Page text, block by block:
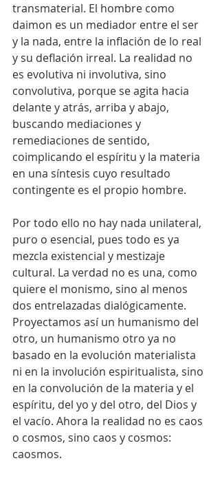
transmaterial. El hombre como
daimon es un mediador entre el ser
y la nada, entre la inflación de lo real
y su deflación irreal. La realidad no
es evolutiva ni involutiva, sino
convolutiva, porque se agita hacia
delante y atrás, arriba y abajo,
buscando mediaciones y
remediaciones de sentido,
coimplicando el espíritu y la materia
en una síntesis cuyo resultado
contingente es el propio hombre.
Por todo ello no hay nada unilateral,
puro o esencial, pues todo es ya
mezcla existencial y mestizaje
cultural. La verdad no es una, como
quiere el monismo, sino al menos
dos entrelazadas dialógicamente.
Proyectamos así un humanismo del
otro, un humanismo otro ya no
basado en la evolución materialista
ni en la involución espiritualista, sino
en la convolución de la materia y el
espíritu, del yo y del otro, del Dios y
el vacío. Ahora la realidad no es caos
o cosmos, sino caos y cosmos:
caosmos.